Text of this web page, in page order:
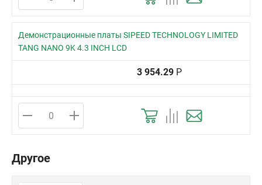
Демонстрационные платы SIPEED TECHNOLOGY LIMITED
TANG NANO 9K 4.3 INCH LCD
3 954.29 Р
Другое